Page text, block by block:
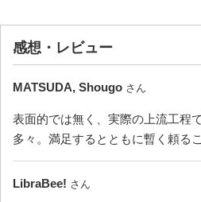
感想・レビュー
MATSUDA, Shougo さん
表面的では無く、実際の上流工程
多々。満足するとともに暫く頼る
LibraBee! さん